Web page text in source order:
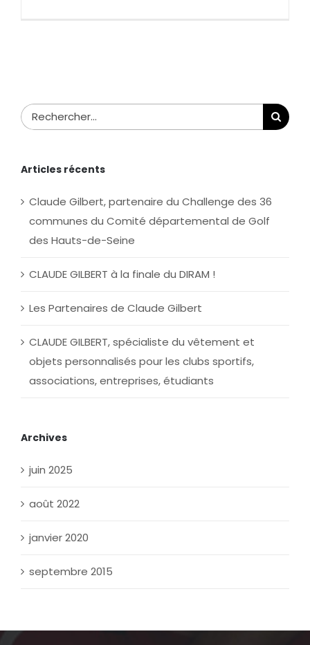
Rechercher:
Articles récents
Claude Gilbert, partenaire du Challenge des 36
communes du Comité départemental de Golf
des Hauts-de-Seine
CLAUDE GILBERT à la finale du DIRAM !
Les Partenaires de Claude Gilbert
CLAUDE GILBERT, spécialiste du vêtement et
objets personnalisés pour les clubs sportifs,
associations, entreprises, étudiants
Archives
juin 2025
août 2022
janvier 2020
septembre 2015